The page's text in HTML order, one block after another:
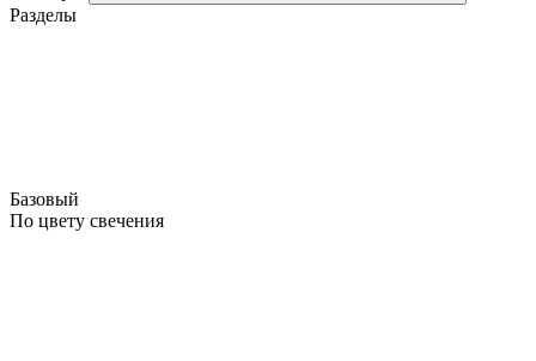
Разделы
Базовый
По цвету свечения